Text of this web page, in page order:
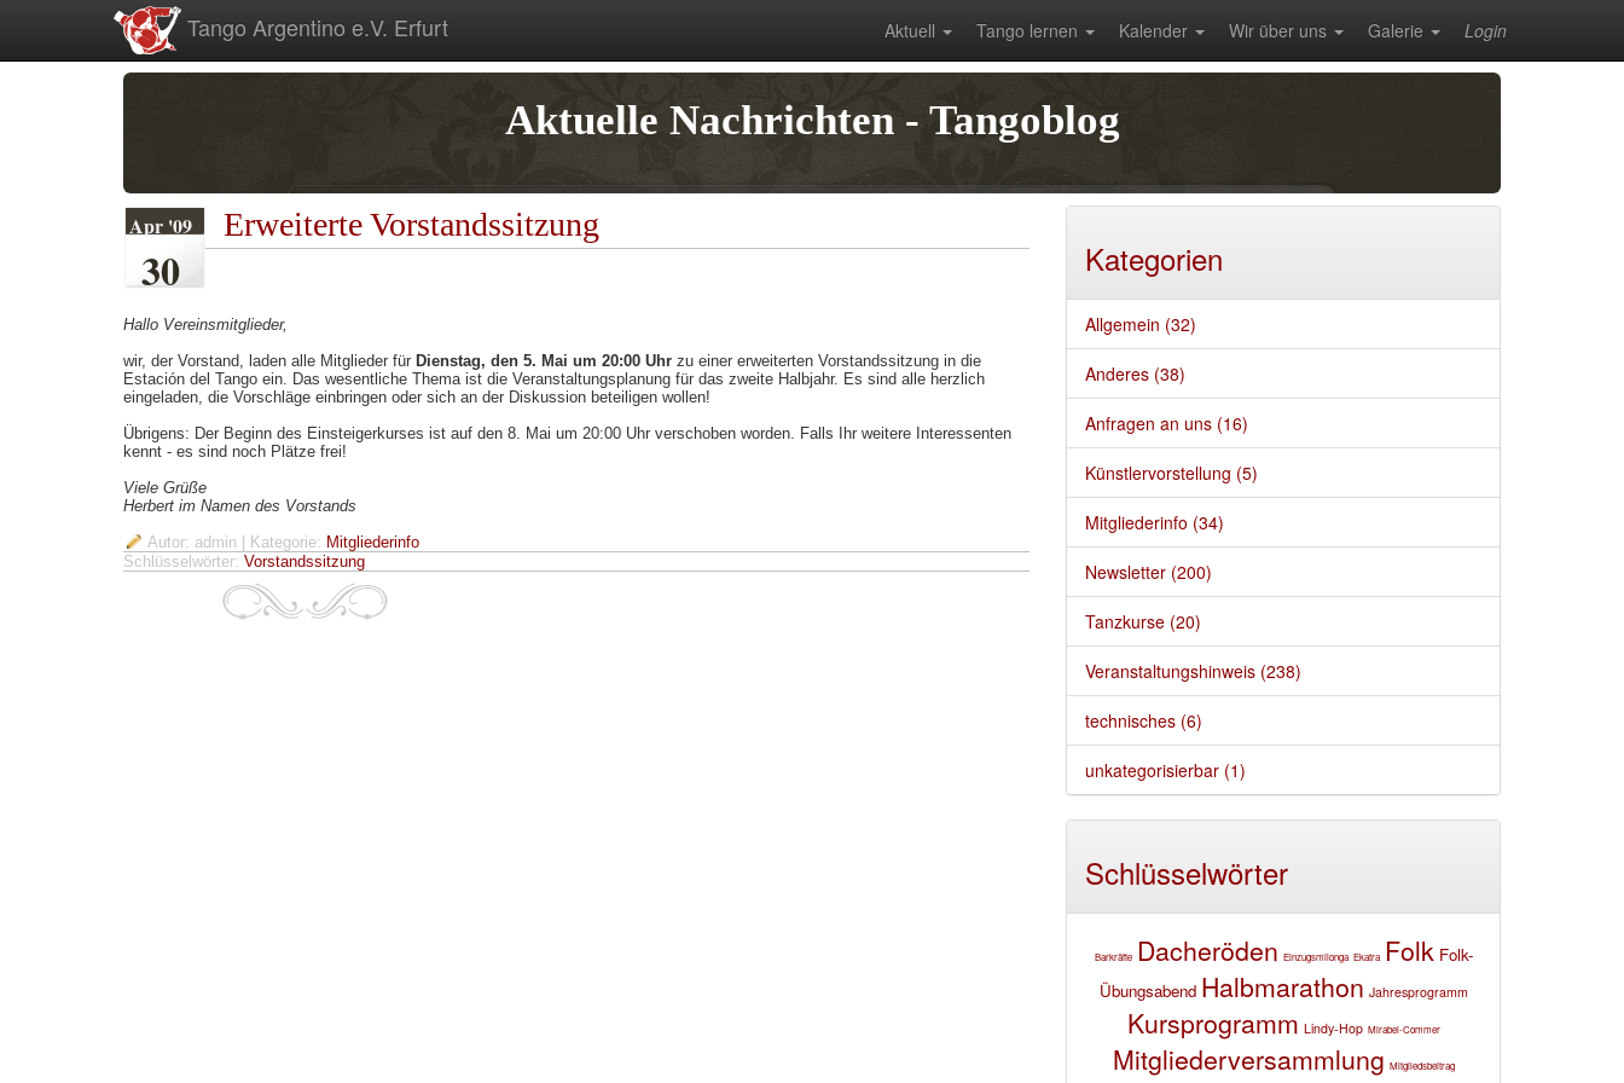
Tango Argentino e.V. Erfurt Aktuell Tango lernen Kalender Wir über uns Galerie Login
Aktuelle Nachrichten - Tangoblog
Apr '09
30
Erweiterte Vorstandssitzung
Hallo Vereinsmitglieder,
wir, der Vorstand, laden alle Mitglieder für Dienstag, den 5. Mai um 20:00 Uhr zu einer erweiterten Vorstandssitzung in die
Estación del Tango ein. Das wesentliche Thema ist die Veranstaltungsplanung für das zweite Halbjahr. Es sind alle herzlich
eingeladen, die Vorschläge einbringen oder sich an der Diskussion beteiligen wollen!
Übrigens: Der Beginn des Einsteigerkurses ist auf den 8. Mai um 20:00 Uhr verschoben worden. Falls Ihr weitere Interessenten
kennt - es sind noch Plätze frei!
Viele Grüße
Herbert im Namen des Vorstands
Autor: admin | Kategorie: Mitgliederinfo
Schlüsselwörter: Vorstandssitzung
Kategorien
Allgemein (32)
Anderes (38)
Anfragen an uns (16)
Künstlervorstellung (5)
Mitgliederinfo (34)
Newsletter (200)
Tanzkurse (20)
Veranstaltungshinweis (238)
technisches (6)
unkategorisierbar (1)
Schlüsselwörter
Barkräfte Dacheröden Einzugsmilonga Ekatra Folk Folk-
Übungsabend Halbmarathon Jahresprogramm
Kursprogramm Lindy-Hop Mirabei-Commer
Mitgliederversammlung Mitgliedsbeitrag